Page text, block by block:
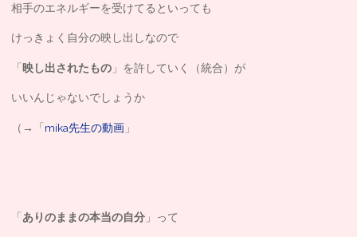
相手のエネルギーを受けてるといっても
けっきょく自分の映し出しなので
「 映し出されたもの」を許していく（統合）が
いいんじゃないでしょうか
（→「 mika先生の動画」
「 ありのままの本当の自分」って